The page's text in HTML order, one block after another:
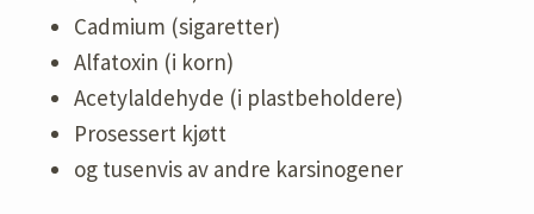
Cadmium (sigaretter)
Alfatoxin (i korn)
Acetylaldehyde (i plastbeholdere)
Prosessert kjøtt
og tusenvis av andre karsinogener